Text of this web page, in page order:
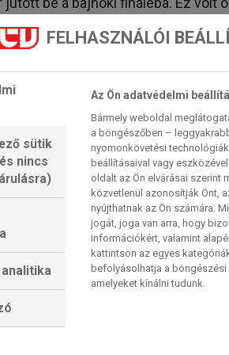
utoljára 1981-ben
a sorozatot, ezzel
mindenki a címvédőt akarja majd
bizonyult.
sportcsapatok között a
pedig a negyedik helyen áll hét
5,45 milliárd dollárral a második
és aChicago Cubs-t (4,225
hiszen két igazi nagycsapat
A
Los Angeles Dodgersés
útjára a szezont. Sztárokban és
a nézők a Tokyo Dome-
FELHASZNÁLÓI
sütik
nincs
Az Ön adatvédelmi
Bármely weboldal
a böngészőben –
nyomonkövetési
beállításaival vagy
oldalt az Ön elvárásai szerint
közvetlenül azonosítják Önt,
nyújthatnak az Ön számára.
jogát, joga van arra, hogy
információkért, valamint
kattintson az egyes
befolyásolhatja a böngészési
amelyeket kínálni tudunk.